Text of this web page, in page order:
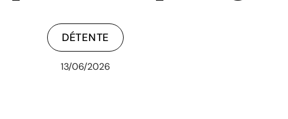
DÉTENTE
13/06/2026